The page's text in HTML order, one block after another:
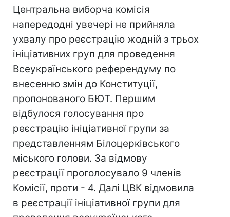
Центральна виборча комісія
напередодні увечері не прийняла
ухвалу про реєстрацію жодній з трьох
ініціативних груп для проведення
Всеукраїнського референдуму по
внесенню змін до Конституції,
пропонованого БЮТ. Першим
відбулося голосування про
реєстрацію ініціативної групи за
представленням Білоцерківського
міського голови. За відмову
реєстрації проголосувало 9 членів
Комісії, проти - 4. Далі ЦВК відмовила
в реєстрації ініціативної групи для